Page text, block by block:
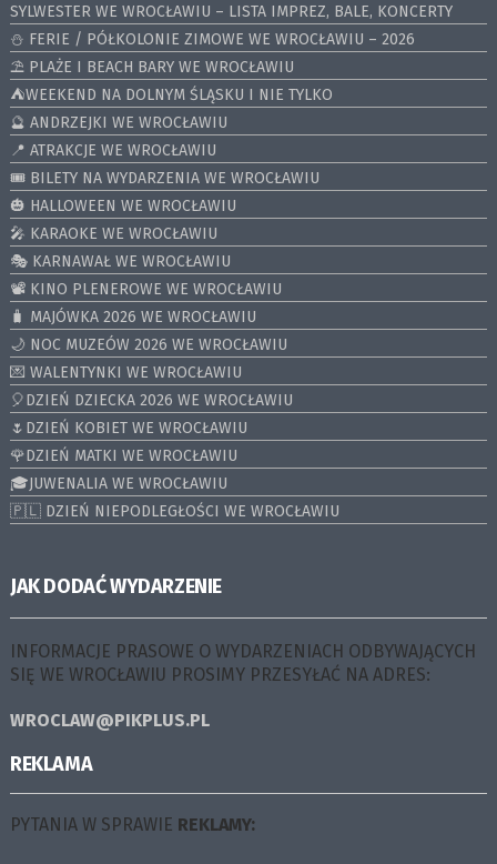
SYLWESTER WE WROCŁAWIU – LISTA IMPREZ, BALE, KONCERTY
⛄️ FERIE / PÓŁKOLONIE ZIMOWE WE WROCŁAWIU – 2026
⛱️ PLAŻE I BEACH BARY WE WROCŁAWIU
⛺️WEEKEND NA DOLNYM ŚLĄSKU I NIE TYLKO
🔮 ANDRZEJKI WE WROCŁAWIU
📍 ATRAKCJE WE WROCŁAWIU
🎟️ BILETY NA WYDARZENIA WE WROCŁAWIU
🎃 HALLOWEEN WE WROCŁAWIU
🎤 KARAOKE WE WROCŁAWIU
🎭 KARNAWAŁ WE WROCŁAWIU
📽️ KINO PLENEROWE WE WROCŁAWIU
🧳 MAJÓWKA 2026 WE WROCŁAWIU
🌙 NOC MUZEÓW 2026 WE WROCŁAWIU
💌 WALENTYNKI WE WROCŁAWIU
🎈DZIEŃ DZIECKA 2026 WE WROCŁAWIU
🌷DZIEŃ KOBIET WE WROCŁAWIU
🌹DZIEŃ MATKI WE WROCŁAWIU
🎓JUWENALIA WE WROCŁAWIU
🇵🇱 DZIEŃ NIEPODLEGŁOŚCI WE WROCŁAWIU
JAK DODAĆ WYDARZENIE
INFORMACJE PRASOWE O WYDARZENIACH ODBYWAJĄCYCH
SIĘ WE WROCŁAWIU PROSIMY PRZESYŁAĆ NA ADRES:
WROCLAW@PIKPLUS.PL
REKLAMA
PYTANIA W SPRAWIE REKLAMY: